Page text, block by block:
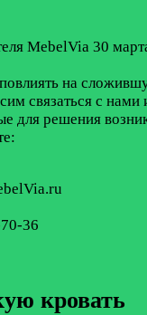
MebelVia 30
на
связаться с нами
для решения
36
кровать